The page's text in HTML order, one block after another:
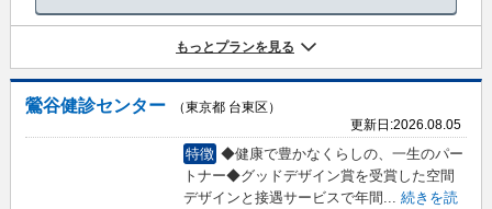
もっとプランを見る
鶯谷健診センター
（東京都 台東区）
更新日:2026.08.05
特徴 ◆健康で豊かなくらしの、一生のパー
トナー◆グッドデザイン賞を受賞した空間
デザインと接遇サービスで年間
続きを読